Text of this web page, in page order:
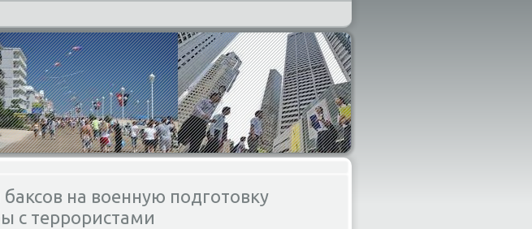
на военную подготовку
с террористами